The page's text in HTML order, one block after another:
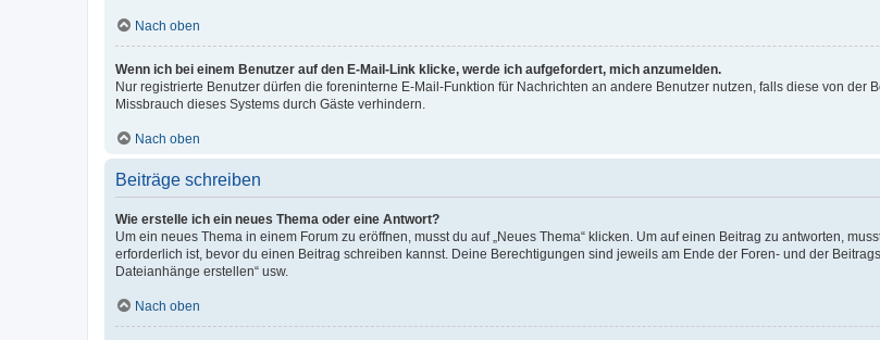
Nach oben
Wenn ich bei einem Benutzer auf den E-Mail-Link klicke, werde ich aufgefordert, mich anzumelden.
Nur registrierte Benutzer dürfen die foreninterne E-Mail-Funktion für Nachrichten an andere Benutzer nutzen, falls diese von der
Missbrauch dieses Systems durch Gäste verhindern.
Nach oben
Beiträge schreiben
Wie erstelle ich ein neues Thema oder eine Antwort?
Um ein neues Thema in einem Forum zu eröffnen, musst du auf „Neues Thema“ klicken. Um auf einen Beitrag zu antworten,
erforderlich ist, bevor du einen Beitrag schreiben kannst. Deine Berechtigungen sind jeweils am Ende der Foren- und der
Dateianhänge erstellen“ usw.
Nach oben